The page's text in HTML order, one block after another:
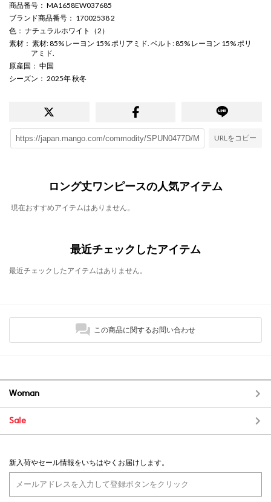
商品番号 ： MA1658EW037685
ブランド商品番号 ： 17002538 2
色 ： ナチュラルホワイト（2）
素材 ： 素材: 85% レーヨン 15% ポリアミド. ベルト: 85% レーヨン 15% ポリ
アミド.
原産国 ： 中国
シーズン ： 2025年 秋冬
URLをコピー
ロング丈ワンピースの人気アイテム
現在おすすめアイテムはありません。
最近チェックしたアイテム
最近チェックしたアイテムはありません。
この商品に関するお問い合わせ
Woman
Sale
新入荷やセール情報をいちはやくお届けします。